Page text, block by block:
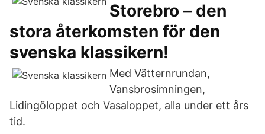
Storebro – den
stora återkomsten för den
svenska klassikern!
Med Vätternrundan,
Vansbrosimningen,
Lidingöloppet och Vasaloppet, alla under ett års
tid.